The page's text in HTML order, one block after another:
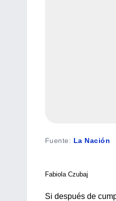
Fuente: La Nación
Fabiola Czubaj
Si después de